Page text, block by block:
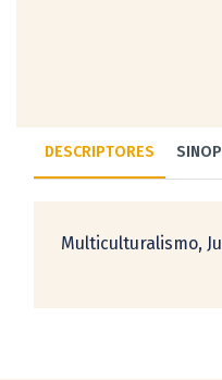
DESCRIPTORES
Multiculturalismo,